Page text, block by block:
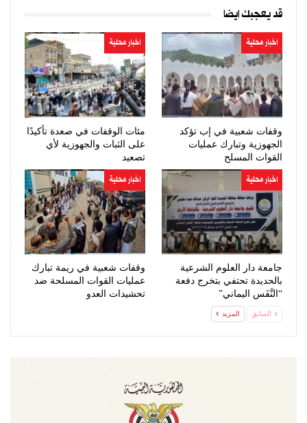
قد يعجبك ايضا
اخبار محلية
وقفات شعبية في إب تؤكد
الجهوزية وتبارك عمليات
القوات المسلح
اخبار محلية
مئات الوقفات في صعدة تأكيدًا
على الثبات والجهوزية لأي
تصعيد
اخبار محلية
جامعة دار العلوم الشرعية
بالحديدة تحتفي بتخرج دفعة
“النَّفَس اليماني”
اخبار محلية
وقفات شعبية في ريمة تبارك
عمليات القوات المسلحة ضد
تحشيدات العدو
السابق المزيد